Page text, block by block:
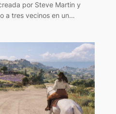
por Steve Martin y
a tres vecinos en un…